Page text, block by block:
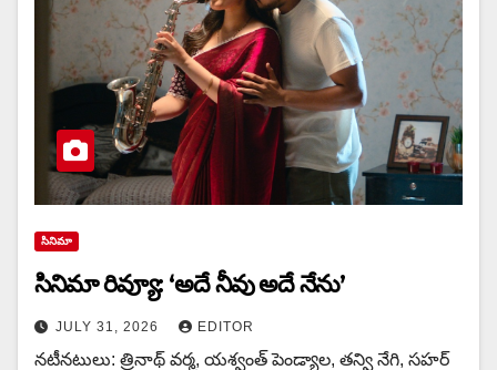
సినిమా
సినిమా రివ్యూ: ‘అదే నీవు అదే నేను’
JULY 31, 2026 EDITOR
నటీనటులు: త్రినాథ్ వర్మ, యశ్వంత్ పెండ్యాల, తన్వి నేగి, సహర్